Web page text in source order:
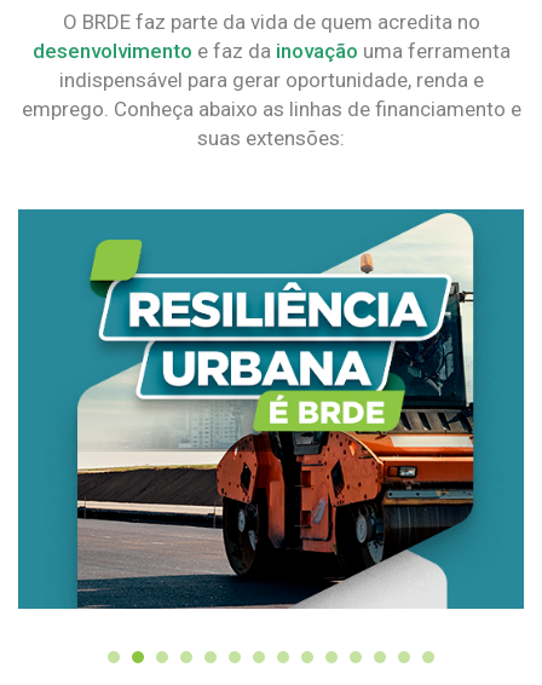
O BRDE faz parte da vida de quem acredita no
desenvolvimento e faz da inovação uma ferramenta
indispensável para gerar oportunidade, renda e
emprego. Conheça abaixo as linhas de financiamento e
suas extensões: